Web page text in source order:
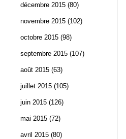
décembre 2015 (80)
novembre 2015 (102)
octobre 2015 (98)
septembre 2015 (107)
août 2015 (63)
juillet 2015 (105)
juin 2015 (126)
mai 2015 (72)
avril 2015 (80)